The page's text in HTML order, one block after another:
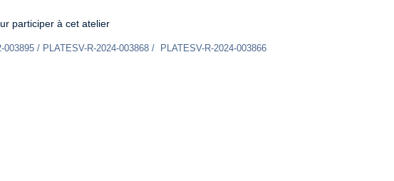
participer à cet atelier
/ PLATESV-R-2024-003868 /  PLATESV-R-2024-003866